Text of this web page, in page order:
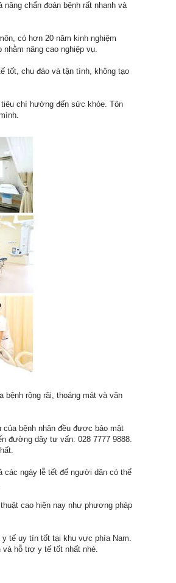
chẩn đoán bệnh rất nhanh và
có hơn 20 năm kinh nghiệm
nâng cao nghiệp vụ.
tốt, chu đáo và tận tình, không tạo
chí hướng đến sức khỏe. Tôn
bệnh rộng rãi, thoáng mát và văn
của bệnh nhân đều được bảo mật
đường dây tư vấn: 028 7777 9888.
các ngày lễ tết để người dân có thể
cao hiện nay như phương pháp
y tế uy tín tốt tại khu vực phía Nam.
hỗ trợ y tế tốt nhất nhé.